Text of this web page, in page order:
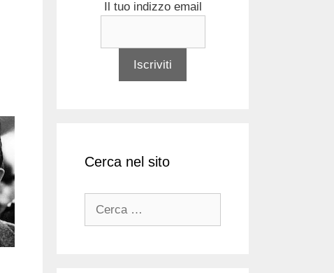
Il tuo indizzo email
Cerca nel sito